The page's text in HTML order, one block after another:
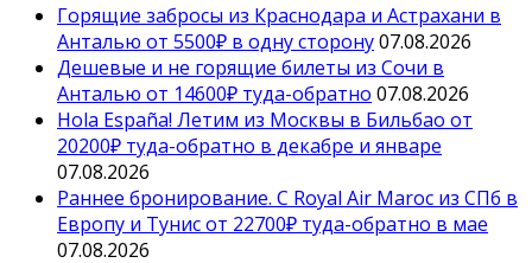
Горящие забросы из Краснодара и Астрахани в
Анталью от 5500₽ в одну сторону07.08.2026
Дешевые и не горящие билеты из Сочи в
Анталью от 14600₽ туда-обратно 07.08.2026
Hola España! Летим из Москвы в Бильбао от
20200₽ туда-обратно в декабре и январе
07.08.2026
Раннее бронирование. С Royal Air Maroc из СПб в
Европу и Тунис от 22700₽ туда-обратно в мае
07.08.2026